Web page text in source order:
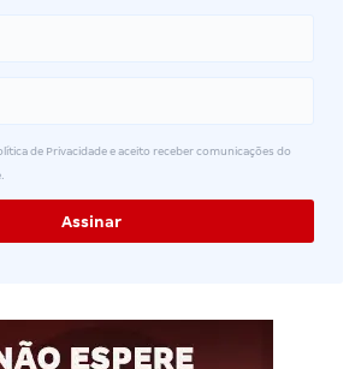
de Privacidade e aceito receber comunicações do